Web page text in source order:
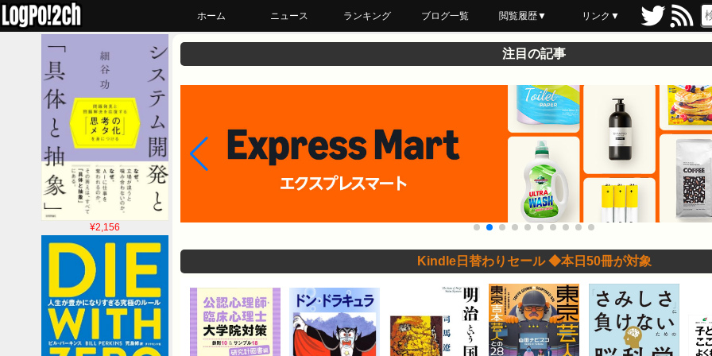
ホーム ニュース ランキング ブログ一覧 閲覧履歴▼
最近読んだ
あとで読む
ブックマーク
リンク▼
¥2,156
注目の記事
Kindle日替わりセール ◆本日50冊が対象